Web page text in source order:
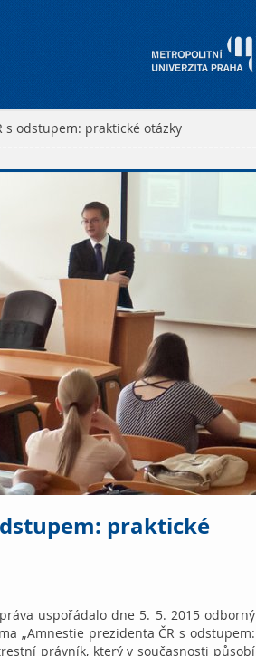
s odstupem: praktické otázky
praktické
uspořádalo dne 5. 5. 2015 odborný
„Amnestie prezidenta ČR s odstupem:
právník, který v současnosti působí